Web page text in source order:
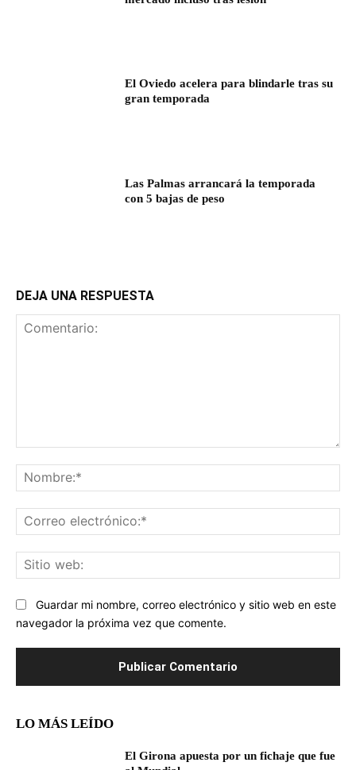
El Oviedo acelera para blindarle tras su
gran temporada
Las Palmas arrancará la temporada
con 5 bajas de peso
DEJA UNA RESPUESTA
Guardar mi nombre, correo electrónico y sitio web en este
navegador la próxima vez que comente.
LO MÁS LEÍDO
El Girona apuesta por un fichaje que fue